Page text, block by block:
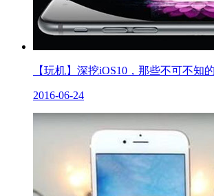
【玩机】深挖iOS10，那些不可不知
2016-06-24